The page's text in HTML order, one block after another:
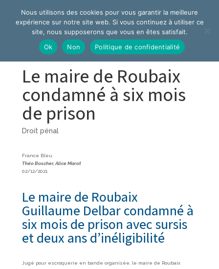
Le maire de Roubaix
condamné à six mois
de prison
Droit pénal
France Bleu
Théo Boscher, Alice Marot
02/12/2021
Le maire de Roubaix
Guillaume Delbar condamné à
six mois de prison avec sursis
et deux ans d’inéligibilité
Jugé pour escroquerie en bande organisée, le maire de Roubaix
Nous utilisons des cookies pour vous garantir la meilleure
expérience sur notre site web. Si vous continuez à utiliser ce
site, nous supposerons que vous en êtes satisfait.
Ok
Non Politique de confidentialité